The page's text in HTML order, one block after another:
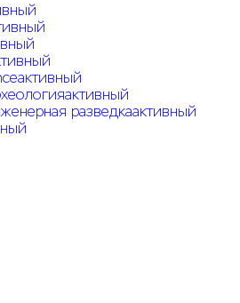
активный
активный
разведкаактивный